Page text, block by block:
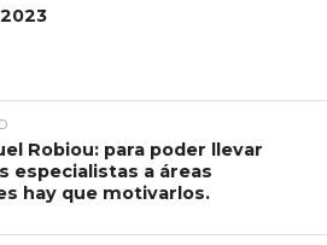
2023
Robiou: para poder llevar
especialistas a áreas
hay que motivarlos.